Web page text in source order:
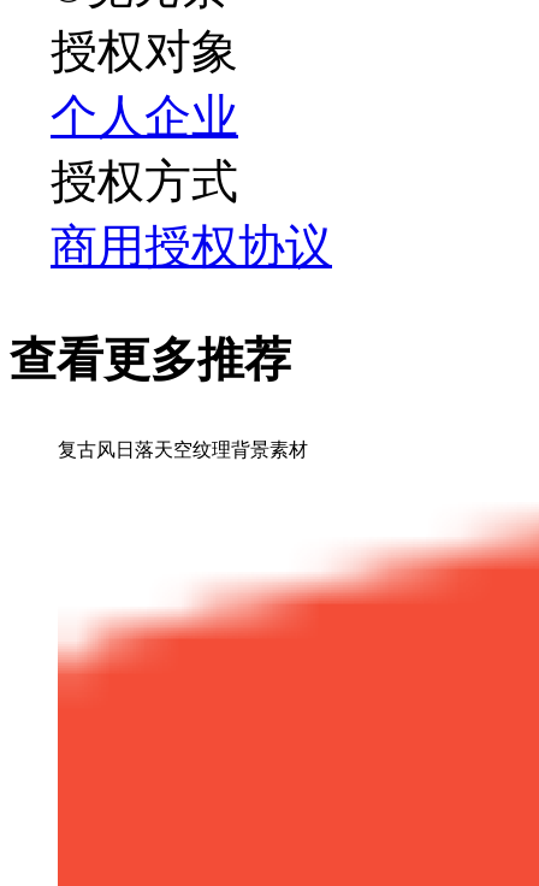
授权对象
个人企业
授权方式
商用授权协议
查看更多推荐
复古风日落天空纹理背景素材